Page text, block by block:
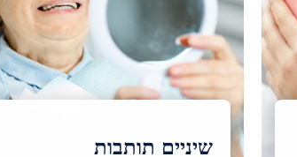
שיניים תותבות